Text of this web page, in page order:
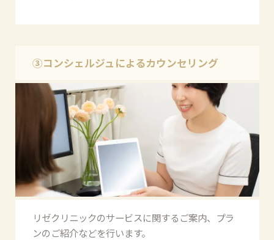
③コンシェルジュによるカウンセリング
リゼクリニックのサービスに関するご案内、プラ
ンのご紹介などを行います。